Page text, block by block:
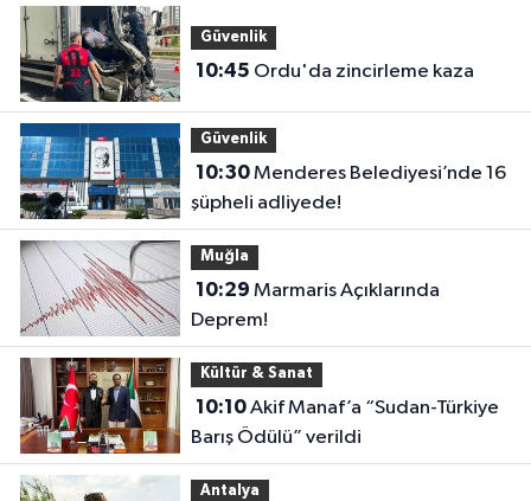
Güvenlik
10:45 Ordu'da zincirleme kaza
Güvenlik
10:30Menderes Belediyesi’nde 16
şüpheli adliyede!
Muğla
10:29
Deprem!
Kültür & Sanat
10:10Akif Manaf’a “Sudan-Türkiye
Barış Ödülü” verildi
Antalya